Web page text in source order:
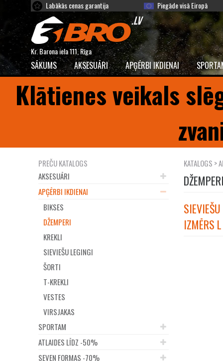
Labākās cenas garantija Piegāde visā Eiropā
Kr. Barona iela 111, Rīga
SĀKUMS AKSESUĀRI APĢĒRBI IKDIENAI
Klātienes veikals
PREČU KATALOGS
AKSESUĀRI
APĢĒRBI IKDIENAI
BIKSES
DŽEMPERI
KREKLI
SIEVIEŠU LEGINGI
ŠORTI
T-KREKLI
VESTES
VIRSJAKAS
SPORTAM
ATLAIDES LĪDZ -50%
SEVEN FORMAS -70%
KATALOGS >
IZMĒRS L